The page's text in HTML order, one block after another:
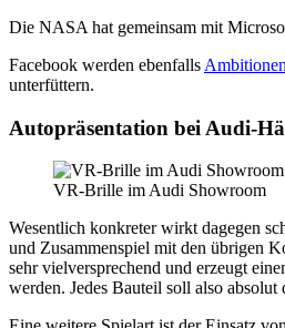
Die NASA hat gemeinsam mit
Facebook werden ebenfalls
unterfüttern.
Autopräsentation bei Audi-
VR-Brille im Audi Showroom
Wesentlich konkreter wirkt dagegen
und Zusammenspiel mit den übrigen
sehr vielversprechend und erzeugt
werden. Jedes Bauteil soll also absolut